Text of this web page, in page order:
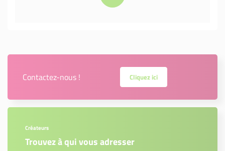
Contactez-nous ! Cliquez ici
Créateurs
Trouvez à qui vous adresser